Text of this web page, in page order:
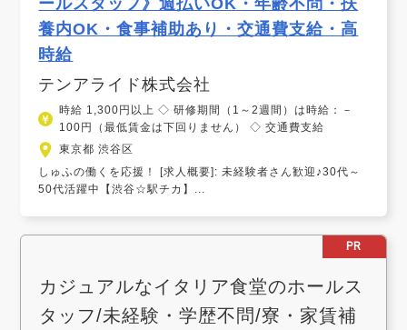
養内OK・食事補助あり・交通費支給・高
時給
テンアライド株式会社
時給 1,300円以上 ◇ 研修期間（1～2週間）は時給：－
100円（最低賃金は下回りません） ◇ 交通費支給
東京都 渋谷区
しゅふの働くを応援！ [求人概要]: 未経験者さん歓迎♪30代～
50代活躍中【渋谷☆駅チカ】...
PR
カジュアルなイタリア食堂のホールス
タッフ/未経験・学歴不問/寮・家賃補